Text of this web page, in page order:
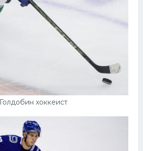
Голдобин хоккеист